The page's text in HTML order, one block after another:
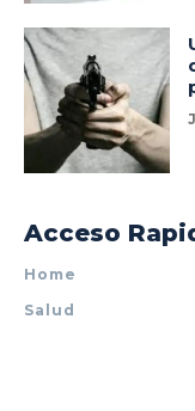
Acceso
Home
Salud